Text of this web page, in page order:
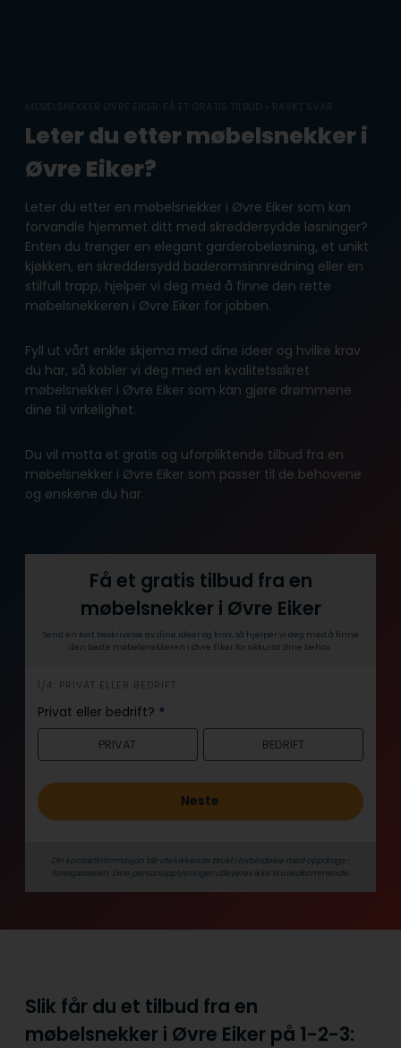
MØBELSNEKKER ØVRE EIKER: FÅ ET GRATIS TILBUD • RASKT SVAR
Leter du etter møbelsnekker i
Øvre Eiker?
Leter du etter en møbelsnekker i Øvre Eiker som kan
forvandle hjemmet ditt med skreddersydde løsninger?
Enten du trenger en elegant garderobeløsning, et unikt
kjøkken, en skreddersydd baderomsinnredning eller en
stilfull trapp, hjelper vi deg med å finne den rette
møbelsnekkeren i Øvre Eiker for jobben.
Fyll ut vårt enkle skjema med dine ideer og hvilke krav
du har, så kobler vi deg med en kvalitetssikret
møbelsnekker i Øvre Eiker som kan gjøre drømmene
dine til virkelighet.
Du vil motta et gratis og uforpliktende tilbud fra en
møbelsnekker i Øvre Eiker som passer til de behovene
og ønskene du har.
Få et gratis tilbud fra en
møbelsnekker i Øvre Eiker
Send en kort beskrivelse av dine ideer og krav, så hjelper vi deg med å finne
den beste møbelsnekkeren i Øvre Eiker for akkurat dine behov.
h
e
r
1/4: PRIVAT ELLER BEDRIFT
Privat eller bedrift? *
PRIVAT BEDRIFT
Neste
Din kontaktinformasjon blir utelukkende brukt i forbindelse med oppdrags­
forespørselen. Dine person­­opplysninger utleveres ikke til uvedkommende.
Slik får du et tilbud fra en
møbelsnekker i Øvre Eiker på 1-2-3: